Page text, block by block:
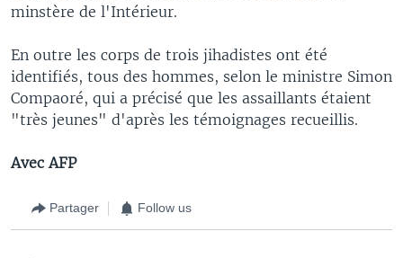
minstère de l'Intérieur.
En outre les corps de trois jihadistes ont été
identifiés, tous des hommes, selon le ministre Simon
Compaoré, qui a précisé que les assaillants étaient
"très jeunes" d'après les témoignages recueillis.
Avec AFP
Partager Follow us